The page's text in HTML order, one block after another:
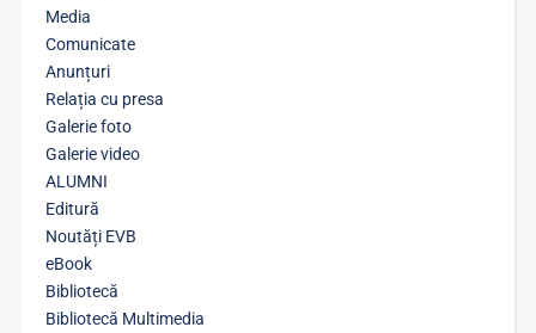
Media
Comunicate
Anunțuri
Relația cu presa
Galerie foto
Galerie video
ALUMNI
Editură
Noutăți EVB
eBook
Bibliotecă
Bibliotecă Multimedia